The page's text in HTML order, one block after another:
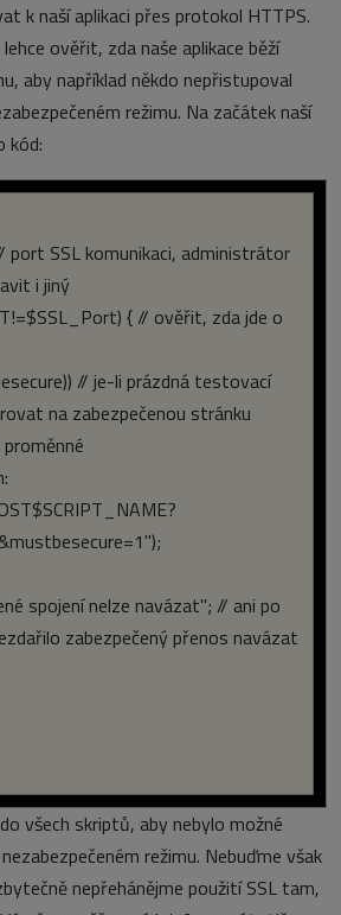
k naší aplikaci přes protokol HTTPS.
ověřit, zda naše aplikace běží
aby například někdo nepřistupoval
režimu. Na začátek naší
kód:
port SSL komunikaci, administrátor
i jiný
{// ověřit, zda jde o
// je-li prázdná testovací
na zabezpečenou stránku
spojení nelze navázat"; // ani po
zabezpečený přenos navázat
všech skriptů, aby nebylo možné
režimu. Nebuďme však
nepřehánějme použití SSL tam,